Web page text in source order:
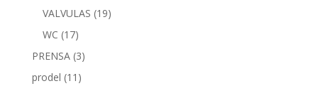
VALVULAS (19)
WC (17)
PRENSA (3)
prodel (11)